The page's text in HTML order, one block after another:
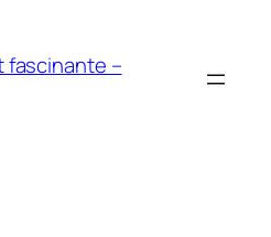
fascinante –